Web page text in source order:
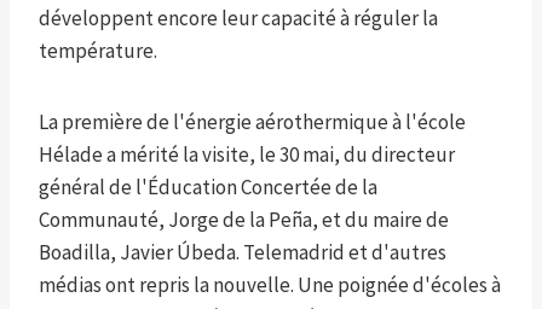
développent encore leur capacité à réguler la
température.
La première de l'énergie aérothermique à l'école
Hélade a mérité la visite, le 30 mai, du directeur
général de l'Éducation Concertée de la
Communauté, Jorge de la Peña, et du maire de
Boadilla, Javier Úbeda. Telemadrid et d'autres
médias ont repris la nouvelle. Une poignée d'écoles à